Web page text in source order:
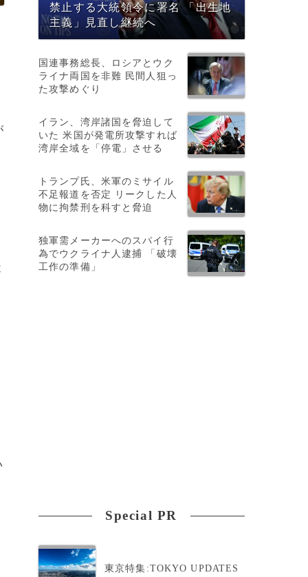
禁止する大統領令に署名 「出生地
主義」見直し継続へ
国連事務総長、ロシアとウク
ライナ両国を非難 民間人狙っ
た攻撃めぐり
イラン、湾岸諸国を脅迫して
いた 米国が発電所攻撃すれば
湾岸全域を「停電」させる
トランプ氏、米軍のミサイル
不足報道を否定 リークした人
物に拘禁刑を科すと脅迫
独軍需メーカーへのスパイ行
為でウクライナ人逮捕 「破壊
工作の準備」
Special PR
東京特集:TOKYO UPDATES